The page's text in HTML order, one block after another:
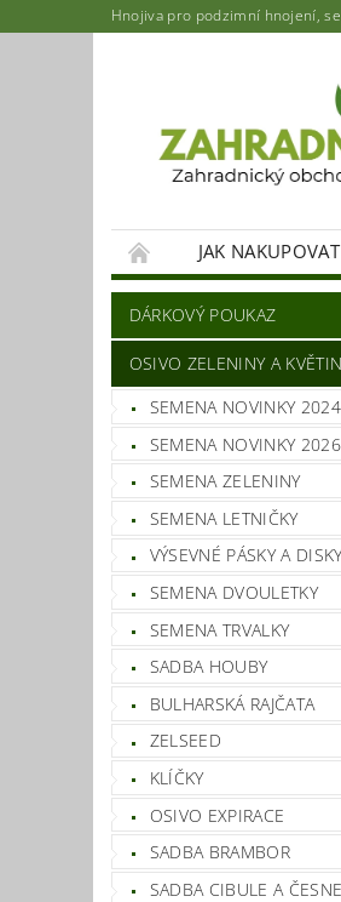
Hnojiva pro podzimní hnojení,
JAK NAKUPOVAT
DÁRKOVÝ POUKAZ
OSIVO ZELENINY A KVĚTIN
SEMENA NOVINKY
SEMENA NOVINKY 2026
SEMENA ZELENINY
SEMENA LETNIČKY
VÝSEVNÉ PÁSKY A
SEMENA DVOULETKY
SEMENA TRVALKY
SADBA HOUBY
BULHARSKÁ RAJČATA
ZELSEED
KLÍČKY
OSIVO EXPIRACE
SADBA BRAMBOR
SADBA CIBULE A